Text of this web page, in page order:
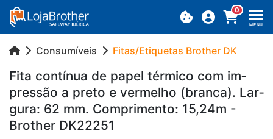
0
MENU
Consumíveis Fitas/Etiquetas Brother DK
Fita con­tínua de papel tér­mico com im­
pressão a preto e ver­melho (branca). Lar­
gura: 62 mm. Com­pri­mento: 15,24m -
Brother DK22251